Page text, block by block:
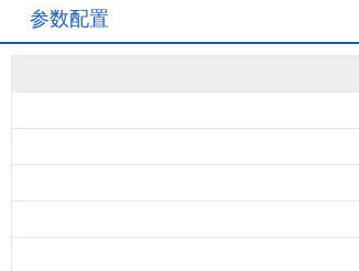
参数配置